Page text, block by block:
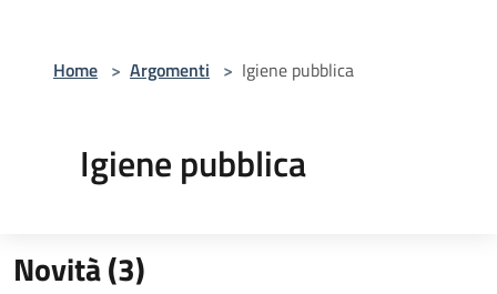
Home > Argomenti > Igiene pubblica
Igiene pubblica
Novità (3)